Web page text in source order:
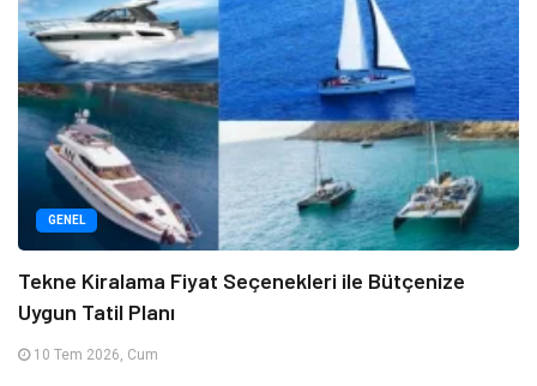
GENEL
Tekne Kiralama Fiyat Seçenekleri ile Bütçenize
Uygun Tatil Planı
10 Tem 2026, Cum